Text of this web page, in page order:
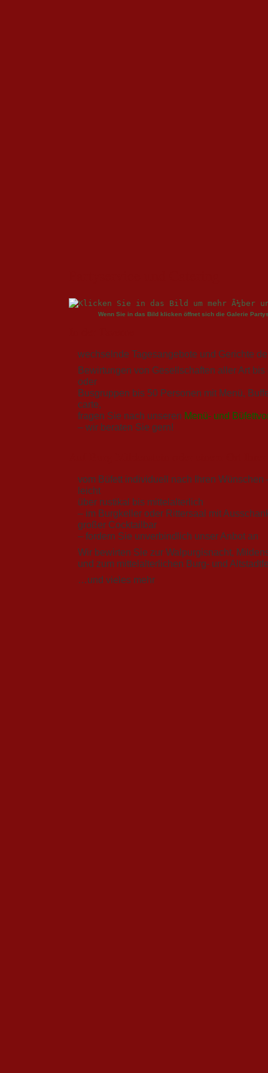
Wenn Sie in das Bild klicken öffnet sich die Galerie
wechselnde Tagesangebote und Gerichte
Bewirtungen von Gesellschaften aller Art
oder
Busgruppen bis 50 Personen mit Menü,
carte,
fragen Sie nach unseren Menü- und
– wir beraten Sie gern!
vom Büfett individuell nach Ihren Wünschen
leicht
über rustikal bis mittelalterlich
– im Burgkeller oder Rittersaal mit
großer Cocktailbar
– fordern Sie unverbindlich unser Anbot an
Wir bewirten Sie zur Walpurgisnacht,
und zum mittelalterlichen Burg- und
…und vieles mehr